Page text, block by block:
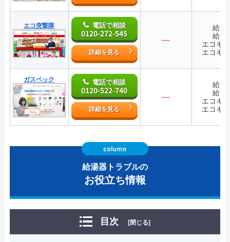
エコ突撃隊 電話で相談
0120-272-545
詳細を見る
―
給湯
給湯
エコキ
エコキ
ガスペック 電話で相談
0120-522-740
詳細を見る
―
給湯
給湯
エコキ
エコキ
給湯器トラブルの
お役立ち情報
目次 [閉じる]